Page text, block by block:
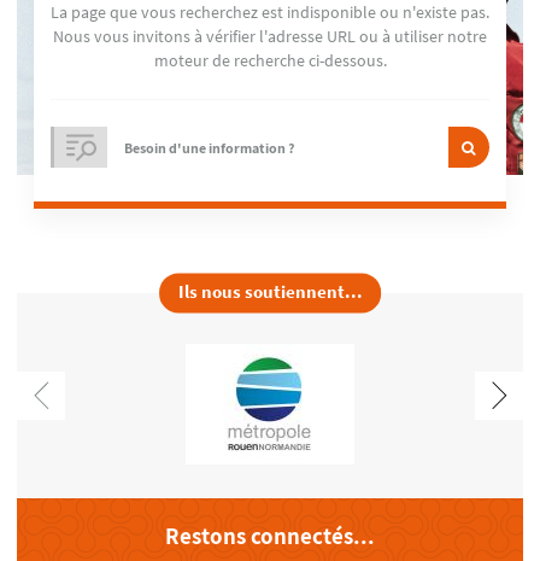
La page que vous recherchez est indisponible ou n'existe pas.
Nous vous invitons à vérifier l'adresse URL ou à utiliser notre
moteur de recherche ci-dessous.
Ils nous soutiennent...
Restons connectés...